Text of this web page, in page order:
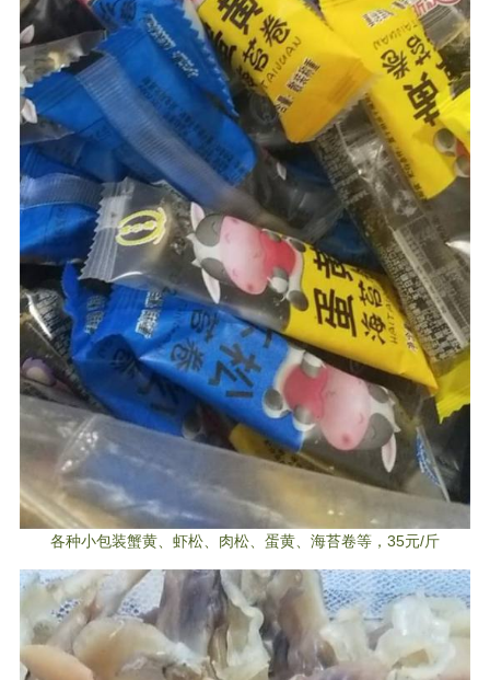
各种小包装蟹黄、虾松、肉松、蛋黄、海苔卷等，35元/斤